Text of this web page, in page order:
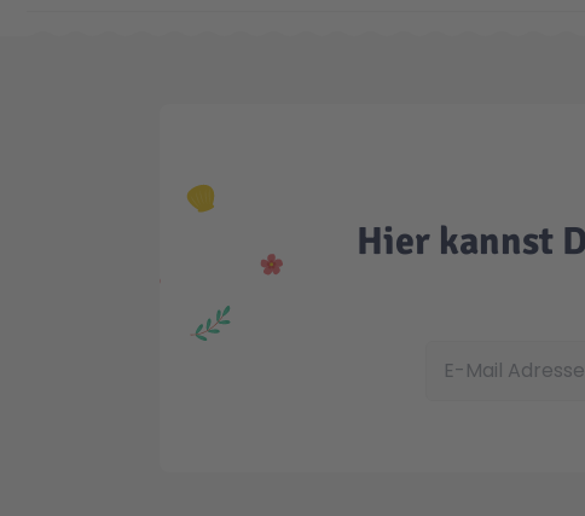
Hier kannst